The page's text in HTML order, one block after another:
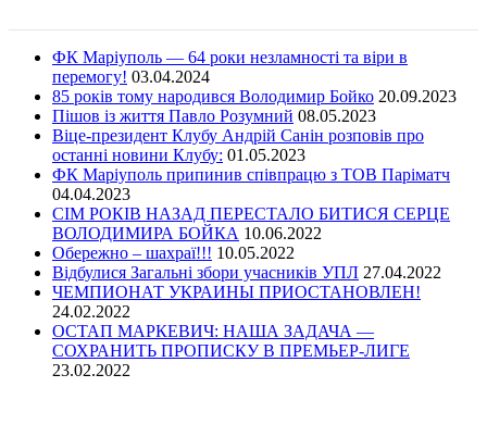
ФК Маріуполь — 64 роки незламності та віри в
перемогу! 03.04.2024
85 років тому народився Володимир Бойко 20.09.2023
Пішов із життя Павло Розумний 08.05.2023
Віце-президент Клубу Андрій Санін розповів про
останні новини Клубу: 01.05.2023
ФК Маріуполь припинив співпрацю з ТОВ Паріматч
04.04.2023
СІМ РОКІВ НАЗАД ПЕРЕСТАЛО БИТИСЯ СЕРЦЕ
ВОЛОДИМИРА БОЙКА 10.06.2022
Обережно – шахраї!!! 10.05.2022
Відбулися Загальні збори учасників УПЛ 27.04.2022
ЧЕМПИОНАТ УКРАИНЫ ПРИОСТАНОВЛЕН!
24.02.2022
ОСТАП МАРКЕВИЧ: НАША ЗАДАЧА —
СОХРАНИТЬ ПРОПИСКУ В ПРЕМЬЕР-ЛИГЕ
23.02.2022